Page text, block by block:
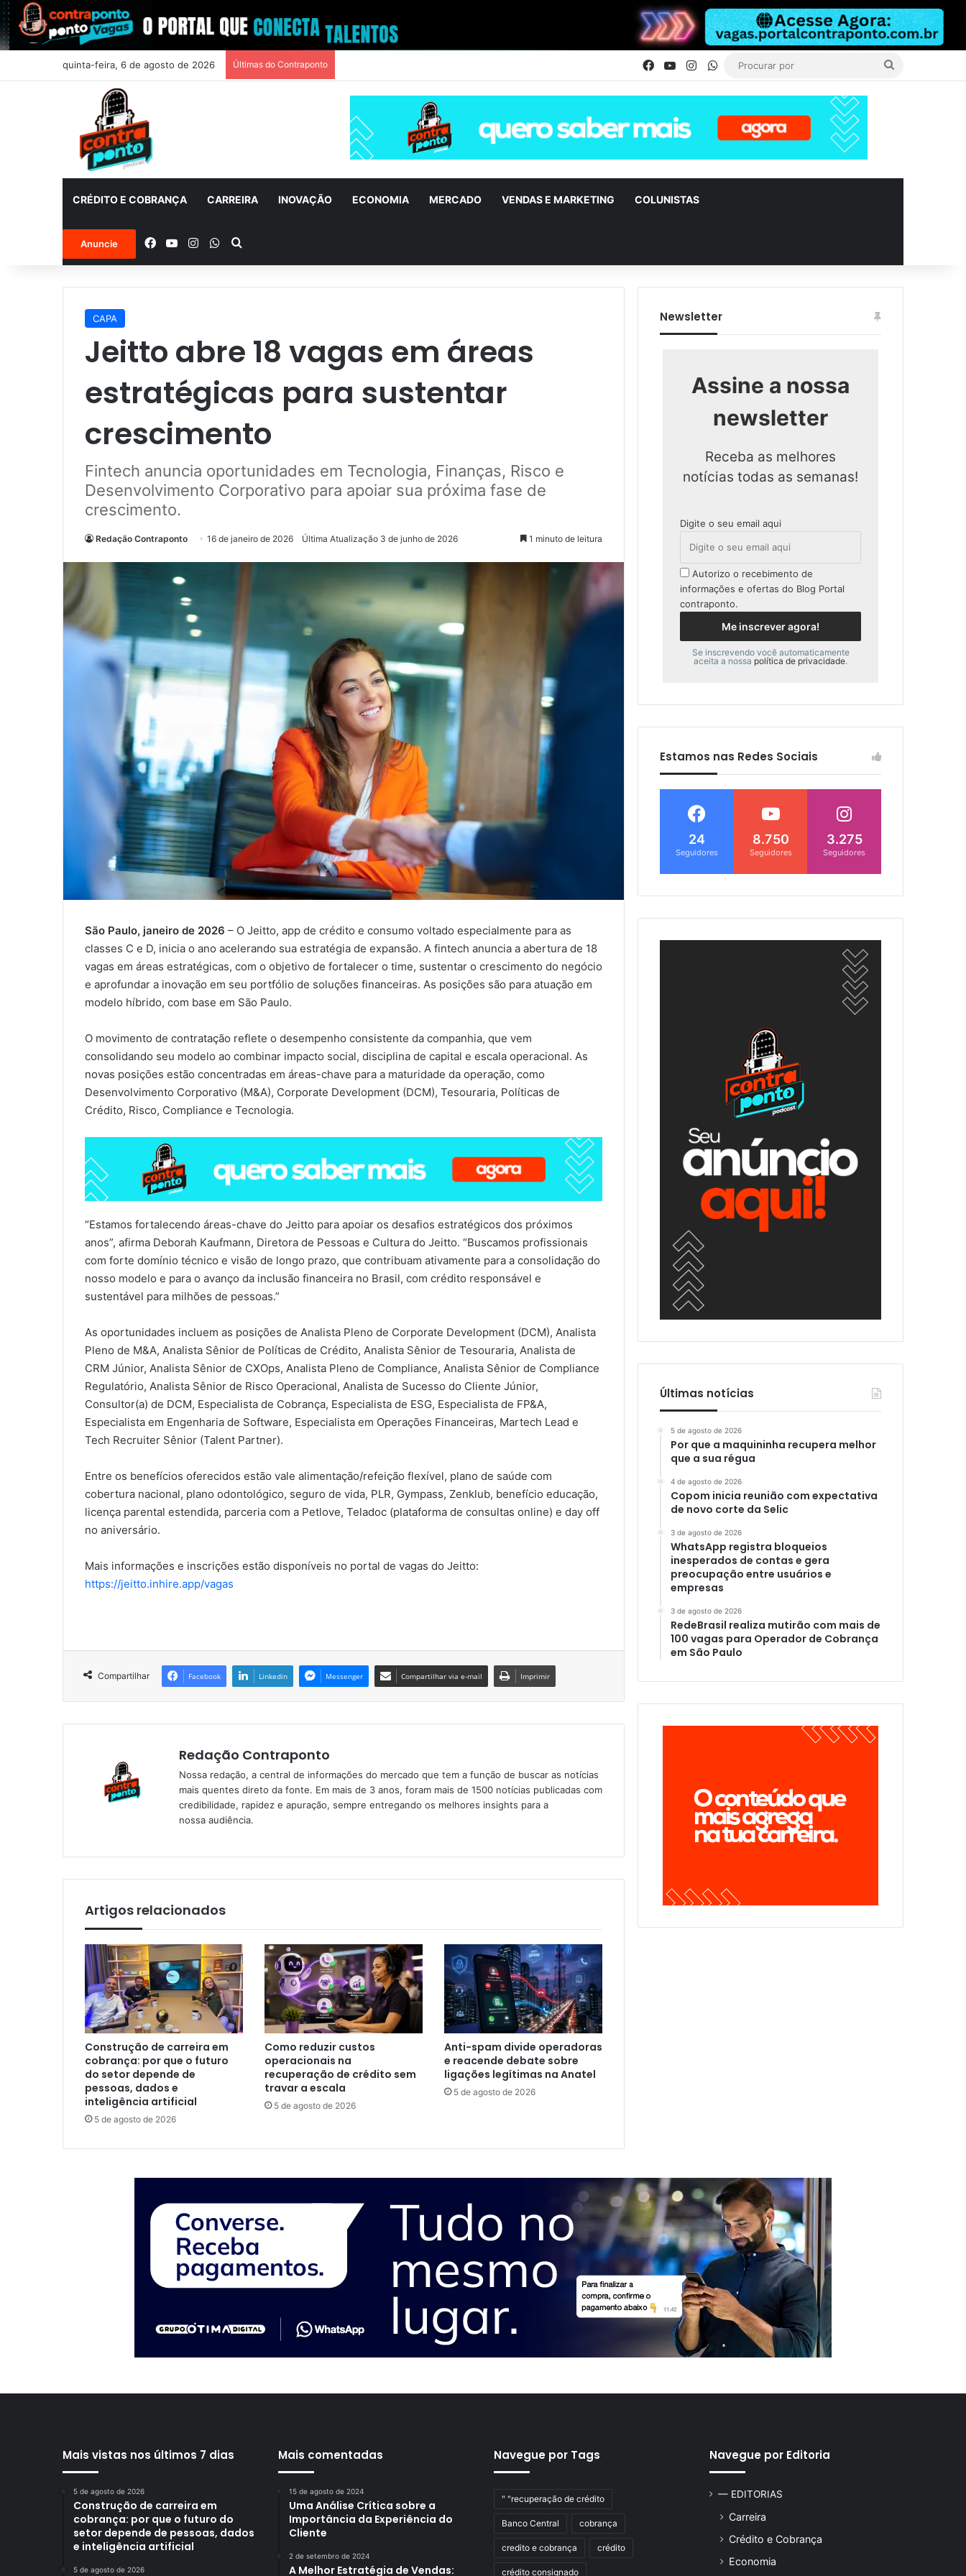
quinta-feira, 6 de agosto de 2026 Últimas do Contraponto Facebook
YouTubeInstagramWhatsApp
CRÉDITO E COBRANÇA CARREIRA INOVAÇÃO ECONOMIA MERCADO VENDAS E MARKETING COLUNISTAS
Anuncie Facebook
YouTubeInstagramWhatsApp
Procurar por
CAPA
Jeitto abre 18 vagas em áreas
estratégicas para sustentar
crescimento
Fintech anuncia oportunidades em Tecnologia, Finanças, Risco e
Desenvolvimento Corporativo para apoiar sua próxima fase de
crescimento.
Redação Contraponto 16 de janeiro de 2026 Última Atualização 3 de junho de 2026 1 minuto de leitura
São Paulo, janeiro de 2026 – O Jeitto, app de crédito e consumo voltado especialmente para as
classes C e D, inicia o ano acelerando sua estratégia de expansão. A fintech anuncia a abertura de 18
vagas em áreas estratégicas, com o objetivo de fortalecer o time, sustentar o crescimento do negócio
e aprofundar a inovação em seu portfólio de soluções financeiras. As posições são para atuação em
modelo híbrido, com base em São Paulo.
O movimento de contratação reflete o desempenho consistente da companhia, que vem
consolidando seu modelo ao combinar impacto social, disciplina de capital e escala operacional. As
novas posições estão concentradas em áreas-chave para a maturidade da operação, como
Desenvolvimento Corporativo (M&A), Corporate Development (DCM), Tesouraria, Políticas de
Crédito, Risco, Compliance e Tecnologia.
“Estamos fortalecendo áreas-chave do Jeitto para apoiar os desafios estratégicos dos próximos
anos”, afirma Deborah Kaufmann, Diretora de Pessoas e Cultura do Jeitto. “Buscamos profissionais
com forte domínio técnico e visão de longo prazo, que contribuam ativamente para a consolidação do
nosso modelo e para o avanço da inclusão financeira no Brasil, com crédito responsável e
sustentável para milhões de pessoas.”
As oportunidades incluem as posições de Analista Pleno de Corporate Development (DCM), Analista
Pleno de M&A, Analista Sênior de Políticas de Crédito, Analista Sênior de Tesouraria, Analista de
CRM Júnior, Analista Sênior de CXOps, Analista Pleno de Compliance, Analista Sênior de Compliance
Regulatório, Analista Sênior de Risco Operacional, Analista de Sucesso do Cliente Júnior,
Consultor(a) de DCM, Especialista de Cobrança, Especialista de ESG, Especialista de FP&A,
Especialista em Engenharia de Software, Especialista em Operações Financeiras, Martech Lead e
Tech Recruiter Sênior (Talent Partner).
Entre os benefícios oferecidos estão vale alimentação/refeição flexível, plano de saúde com
cobertura nacional, plano odontológico, seguro de vida, PLR, Gympass, Zenklub, benefício educação,
licença parental estendida, parceria com a Petlove, Teladoc (plataforma de consultas online) e day off
no aniversário.
Mais informações e inscrições estão disponíveis no portal de vagas do Jeitto:
https://jeitto.inhire.app/vagas
Compartilhar Facebook Linkedin Messenger Compartilhar via e-mail Imprimir
Redação Contraponto
Nossa redação, a central de informações do mercado que tem a função de buscar as notícias
mais quentes direto da fonte. Em mais de 3 anos, foram mais de 1500 notícias publicadas com
credibilidade, rapidez e apuração, sempre entregando os melhores insights para a
nossa audiência.
Artigos relacionados
Construção de carreira em
cobrança: por que o futuro
do setor depende de
pessoas, dados e
inteligência artificial
5 de agosto de 2026
Como reduzir custos
operacionais na
recuperação de crédito sem
travar a escala
5 de agosto de 2026
Anti-spam divide operadoras
e reacende debate sobre
ligações legítimas na Anatel
5 de agosto de 2026
Newsletter
Assine a nossa
newsletter
Receba as melhores
notícias todas as semanas!
Digite o seu email aqui
Autorizo o recebimento de
informações e ofertas do Blog Portal
contraponto.
Se inscrevendo você automaticamente
aceita a nossa política de privacidade.
Estamos nas Redes Sociais
24
Seguidores
8.750
Seguidores
3.275
Seguidores
Últimas notícias
5 de agosto de 2026
Por que a maquininha recupera melhor
que a sua régua
4 de agosto de 2026
Copom inicia reunião com expectativa
de novo corte da Selic
3 de agosto de 2026
WhatsApp registra bloqueios
inesperados de contas e gera
preocupação entre usuários e
empresas
3 de agosto de 2026
RedeBrasil realiza mutirão com mais de
100 vagas para Operador de Cobrança
em São Paulo
Mais vistas nos últimos 7 dias
5 de agosto de 2026
Construção de carreira em
cobrança: por que o futuro do
setor depende de pessoas, dados
e inteligência artificial
5 de agosto de 2026
Mais comentadas
15 de agosto de 2024
Uma Análise Crítica sobre a
Importância da Experiência do
Cliente
2 de setembro de 2024
A Melhor Estratégia de Vendas:
Navegue por Tags
" "recuperação de crédito
Banco Central cobrança
credito e cobrança crédito
crédito consignado
Navegue por Editoria
— EDITORIAS
Carreira
Crédito e Cobrança
Economia